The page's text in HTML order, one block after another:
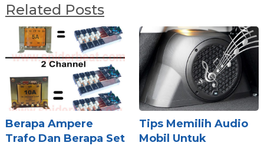
Related Posts
Berapa Ampere
Trafo Dan Berapa Set
Tips Memilih Audio
Mobil Untuk